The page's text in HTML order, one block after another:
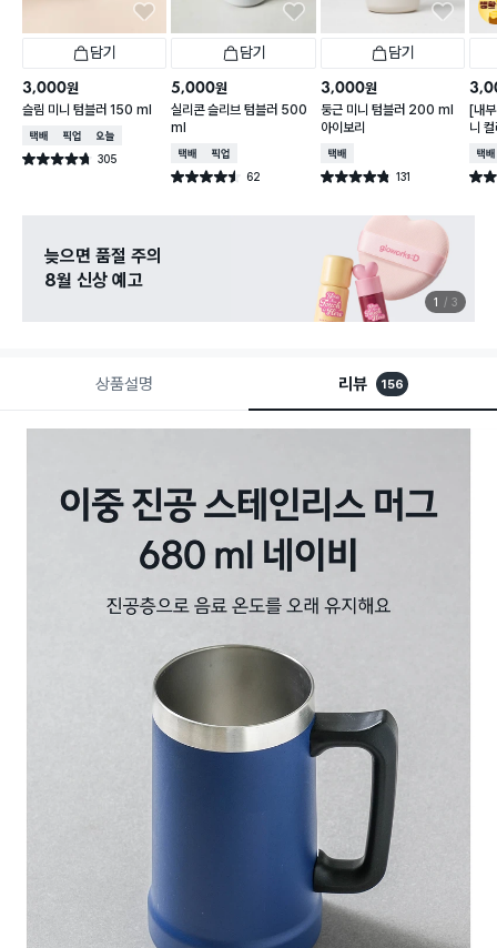
담기
3,000원
슬림 미니 텀블러 150 ml
택배배송매장픽업오늘배송
별점 4.7점 305
건 작성
담기
5,000원
실리콘 슬리브 텀블러 500
ml
택배배송매장픽업
별점 4.5점 62
건 작성
담기
3,000원
둥근 미니 텀블러 200 ml
아이보리
택배배송
별점 4.8점 131
건 작성
[내
니
택배
별점
늦으면 품절 주의
8월 신상 예고
1 3
상품설명 리뷰 156